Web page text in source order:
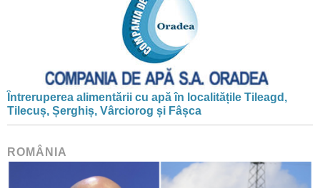
Întreruperea alimentării cu apă în localitățile Tileagd,
Tilecuș, Șerghiș, Vârciorog și Fâșca
ROMÂNIA